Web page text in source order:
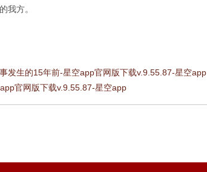
我方。
发生的15年前-星空app官网版下载v.9.55.87-星空app
官网版下载v.9.55.87-星空app